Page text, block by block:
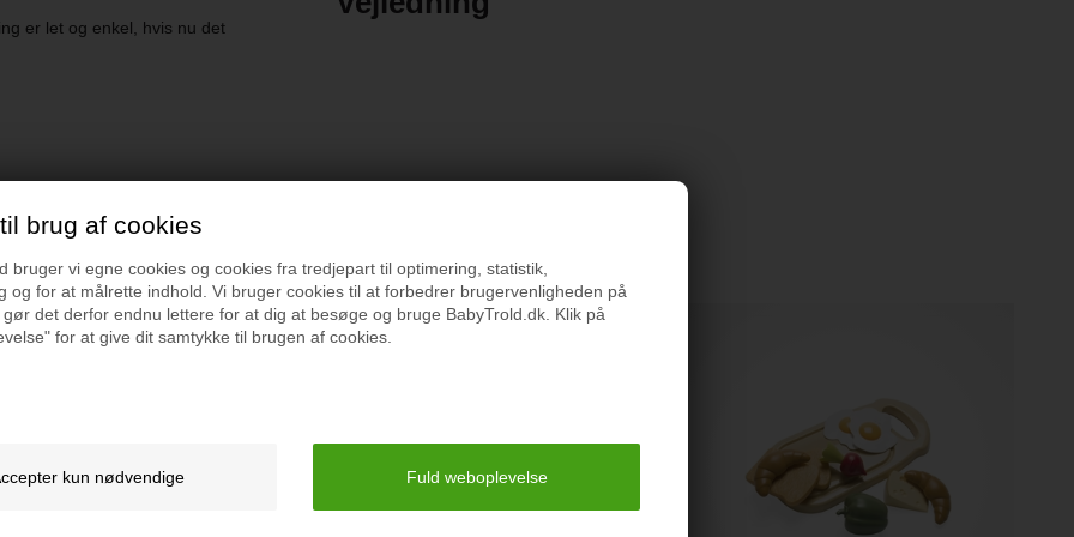
brug af cookies
bruger vi egne cookies og cookies fra tredjepart til optimering, statistik,
og for at målrette indhold. Vi bruger cookies til at forbedrer brugervenligheden på
det derfor endnu lettere for at dig at besøge og bruge BabyTrold.dk. Klik på
for at give dit samtykke til brugen af cookies.
er let og enkel, hvis nu det
Indeholder ingen skadelige stoffer
du også interesseret i følgende produkter